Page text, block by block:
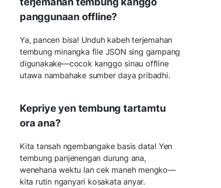
panggunaan offline?
Ya, pancen bisa! Unduh kabeh terjemahan
tembung minangka file JSON sing gampang
digunakake—cocok kanggo sinau offline
utawa nambahake sumber daya pribadhi.
Kepriye yen tembung tartamtu
ora ana?
Kita tansah ngembangake basis data! Yen
tembung panjenengan durung ana,
wenehana wektu lan cek maneh mengko—
kita rutin nganyari kosakata anyar.